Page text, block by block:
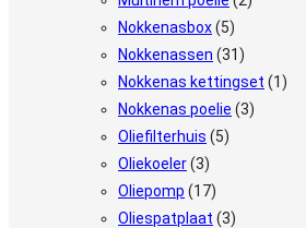
Nokkenasbox(5)
Nokkenassen (31)
Nokkenas kettingset (1)
Nokkenas poelie (3)
Oliefilterhuis (5)
Oliekoeler(3)
Oliepomp (17)
Oliespatplaat (3)